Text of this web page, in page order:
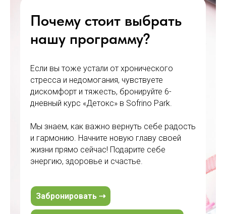
Почему стоит выбрать
нашу программу?
Если вы тоже устали от хронического
стресса и недомогания, чувствуете
дискомфорт и тяжесть, бронируйте 6-
дневный курс «Детокс» в Sofrino Park.
Мы знаем, как важно вернуть себе радость
и гармонию. Начните новую главу своей
жизни прямо сейчас! Подарите себе
энергию, здоровье и счастье.
Забронировать ⇢